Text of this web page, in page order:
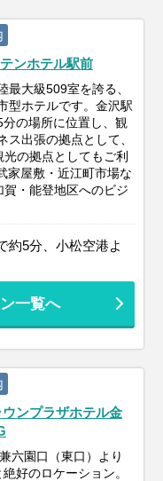
ンホテル駅前
最大級509室を誇る、
型ホテルです。金沢駅
分の場所に位置し、観
ス出張の拠点として、
の拠点としてもご利
家屋敷・近江町市場な
・能登地区へのビジ
約5分、小松空港よ
一覧へ
ンプラザホテル金
六園口（東口）より
好のロケーション。